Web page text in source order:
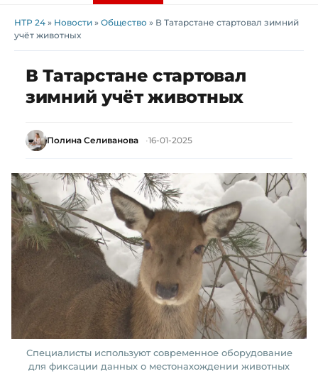
НТР 24 » Новости » Общество » В Татарстане стартовал зимний
учёт животных
В Татарстане стартовал
зимний учёт животных
Полина Селиванова 16-01-2025
Специалисты используют современное оборудование
для фиксации данных о местонахождении животных